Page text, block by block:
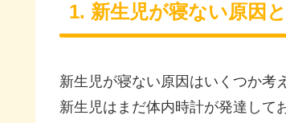
1. 新生児が寝ない原因
新生児が寝ない原因はいくつか考
新生児はまだ体内時計が発達して